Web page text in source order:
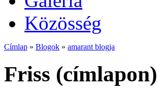
Közösség
Címlap » Blogok » amarant blogja
Friss (címlapon)